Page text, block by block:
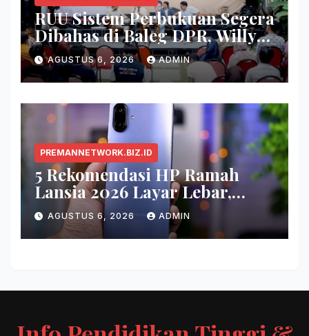
RUU Sistem Perbukuan Segera
Dibahas di Baleg DPR, Willy
Aditya: Buku Itu Makanan
Otak
AGUSTUS 6, 2026 ADMIN
PREMANNETWORK.BIZ.ID
5 Rekomendasi HP Ramah
Lansia 2026 Layar Lebar,
Menu Simpel, dan Baterai
Awet
AGUSTUS 6, 2026 ADMIN